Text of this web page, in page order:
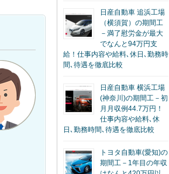
日産自動車 追浜工場
（横須賀）の期間工
－満了慰労金が最大
でなんと94万円支
給！仕事内容や給料､休日､勤務時
間､待遇を徹底比較
日産自動車 横浜工場
(神奈川)の期間工－初
月月収例44.7万円！
仕事内容や給料､休
日､勤務時間､待遇を徹底比較
トヨタ自動車(愛知)の
期間工－1年目の年収